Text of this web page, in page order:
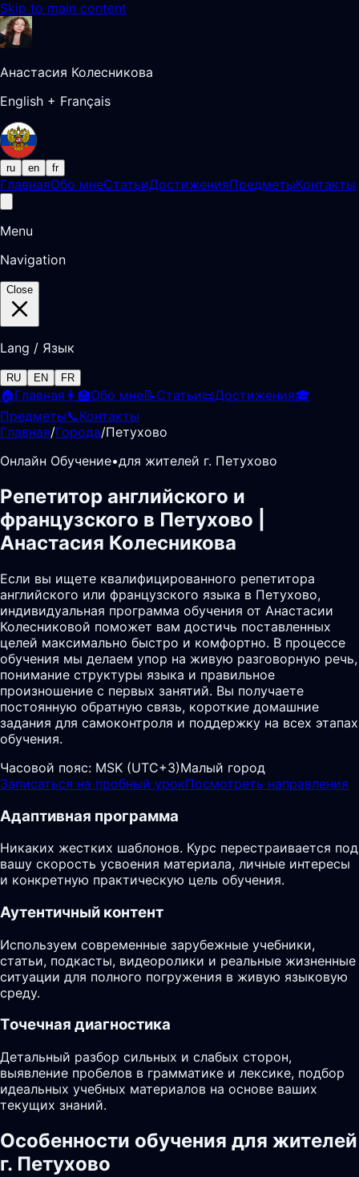
Skip to main content
Анастасия Колесникова
English + Français
ru en fr
ГлавнаяОбо мнеСтатьиДостиженияПредметыКонтакты
Menu
Navigation
Close
Lang / Язык
RU EN FR
🏠Главная 👩‍🏫Обо мне📝Статьи📜Достижения🎓
Предметы📞Контакты
Главная/Города/Петухово
Онлайн Обучение•для жителей г. Петухово
Репетитор английского и
французского в Петухово |
Анастасия Колесникова
Если вы ищете квалифицированного репетитора
английского или французского языка в Петухово,
индивидуальная программа обучения от Анастасии
Колесниковой поможет вам достичь поставленных
целей максимально быстро и комфортно. В процессе
обучения мы делаем упор на живую разговорную речь,
понимание структуры языка и правильное
произношение с первых занятий. Вы получаете
постоянную обратную связь, короткие домашние
задания для самоконтроля и поддержку на всех этапах
обучения.
Часовой пояс: MSK (UTC+3)Малый город
Записаться на пробный урокПосмотреть направления
Адаптивная программа
Никаких жестких шаблонов. Курс перестраивается под
вашу скорость усвоения материала, личные интересы
и конкретную практическую цель обучения.
Аутентичный контент
Используем современные зарубежные учебники,
статьи, подкасты, видеоролики и реальные жизненные
ситуации для полного погружения в живую языковую
среду.
Точечная диагностика
Детальный разбор сильных и слабых сторон,
выявление пробелов в грамматике и лексике, подбор
идеальных учебных материалов на основе ваших
текущих знаний.
Особенности обучения для жителей
г. Петухово